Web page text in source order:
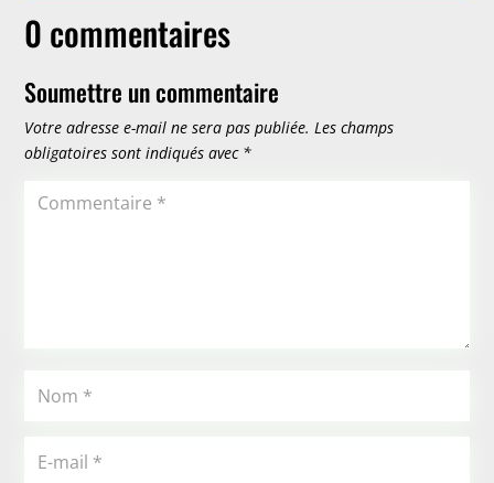
0 commentaires
Soumettre un commentaire
Votre adresse e-mail ne sera pas publiée. Les champs
obligatoires sont indiqués avec *